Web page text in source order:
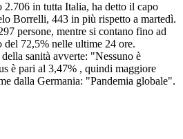
2.706 in tutta Italia, ha detto il capo
Borrelli, 443 in più rispetto a martedì.
persone, mentre si contano fino ad
72,5% nelle ultime 24 ore.
sanità avverte: "Nessuno è
è pari al 3,47% , quindi maggiore
dalla Germania: "Pandemia globale".